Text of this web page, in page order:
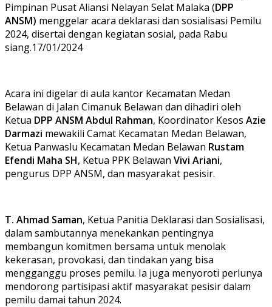
Pimpinan Pusat Aliansi Nelayan Selat Malaka (DPP
ANSM) menggelar acara deklarasi dan sosialisasi Pemilu
2024, disertai dengan kegiatan sosial, pada Rabu
siang.17/01/2024
Acara ini digelar di aula kantor Kecamatan Medan
Belawan di Jalan Cimanuk Belawan dan dihadiri oleh
Ketua DPP ANSM Abdul Rahman, Koordinator Kesos Azie
Darmazi mewakili Camat Kecamatan Medan Belawan,
Ketua Panwaslu Kecamatan Medan Belawan Rustam
Efendi Maha SH, Ketua PPK Belawan Vivi Ariani,
pengurus DPP ANSM, dan masyarakat pesisir.
T. Ahmad Saman, Ketua Panitia Deklarasi dan Sosialisasi,
dalam sambutannya menekankan pentingnya
membangun komitmen bersama untuk menolak
kekerasan, provokasi, dan tindakan yang bisa
mengganggu proses pemilu. Ia juga menyoroti perlunya
mendorong partisipasi aktif masyarakat pesisir dalam
pemilu damai tahun 2024.